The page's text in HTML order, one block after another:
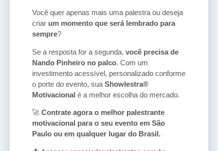
Você quer apenas mais uma palestra ou deseja
criar um momento que será lembrado para
sempre?
Se a resposta for a segunda, você precisa de
Nando Pinheiro no palco. Com um
investimento acessível, personalizado conforme
o porte do evento, sua Showlestra®
Motivacional é a melhor escolha do mercado.
🚀 Contrate agora o melhor palestrante
motivacional para o seu evento em São
Paulo ou em qualquer lugar do Brasil.